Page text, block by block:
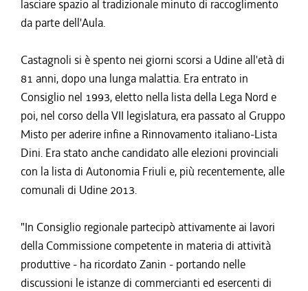
lasciare spazio al tradizionale minuto di raccoglimento
da parte dell'Aula.
Castagnoli si è spento nei giorni scorsi a Udine all'età di
81 anni, dopo una lunga malattia. Era entrato in
Consiglio nel 1993, eletto nella lista della Lega Nord e
poi, nel corso della VII legislatura, era passato al Gruppo
Misto per aderire infine a Rinnovamento italiano-Lista
Dini. Era stato anche candidato alle elezioni provinciali
con la lista di Autonomia Friuli e, più recentemente, alle
comunali di Udine 2013.
"In Consiglio regionale partecipò attivamente ai lavori
della Commissione competente in materia di attività
produttive - ha ricordato Zanin - portando nelle
discussioni le istanze di commercianti ed esercenti di